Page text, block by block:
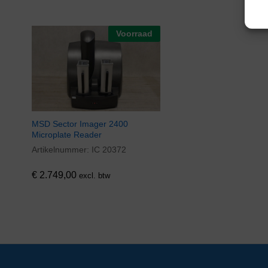
Voorraad
MSD Sector Imager 2400
Microplate Reader
Artikelnummer: IC 20372
€ 2.749,00 excl. btw